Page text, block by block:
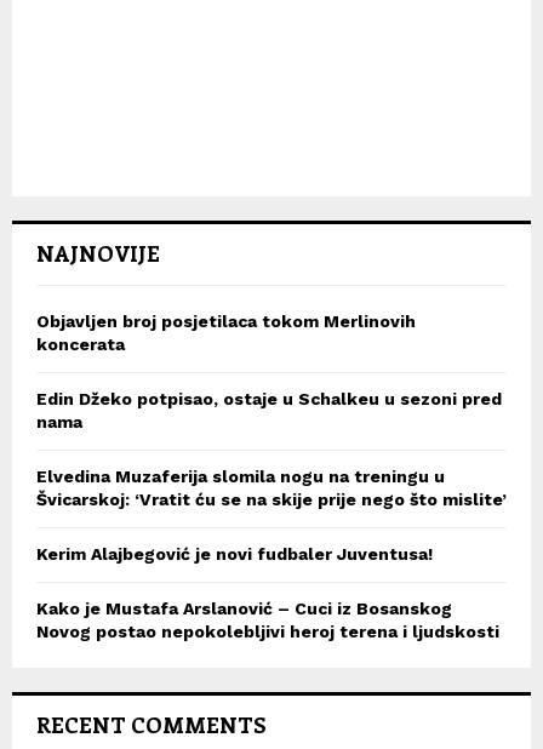
NAJNOVIJE
Objavljen broj posjetilaca tokom Merlinovih
koncerata
Edin Džeko potpisao, ostaje u Schalkeu u sezoni pred
nama
Elvedina Muzaferija slomila nogu na treningu u
Švicarskoj: ‘Vratit ću se na skije prije nego što mislite’
Kerim Alajbegović je novi fudbaler Juventusa!
Kako je Mustafa Arslanović – Cuci iz Bosanskog
Novog postao nepokolebljivi heroj terena i ljudskosti
RECENT COMMENTS